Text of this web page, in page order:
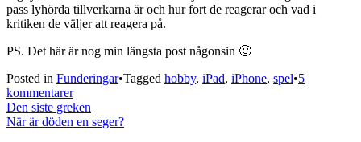
pass lyhörda tillverkarna är och hur fort de reagerar och vad i
kritiken de väljer att reagera på.
PS. Det här är nog min längsta post någonsin 🙂
Posted in Funderingar•Tagged hobby, iPad, iPhone, spel•5
kommentarertill
Spel
där
Inläggsnavigering
Den siste greken
När är döden en seger?